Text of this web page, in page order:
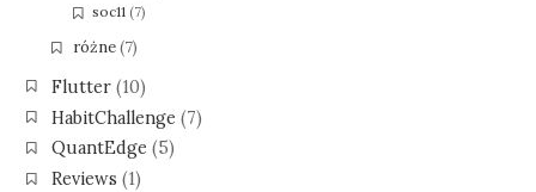
soc11 (7)
różne(7)
Flutter(10)
HabitChallenge (7)
QuantEdge (5)
Reviews (1)